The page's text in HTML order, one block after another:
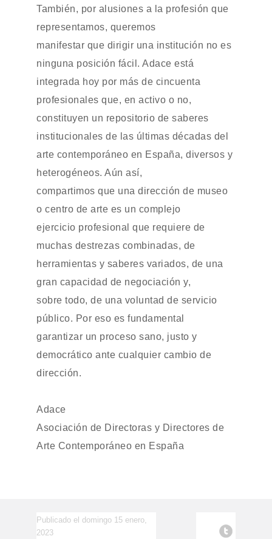
También, por alusiones a la profesión que
representamos, queremos
manifestar que dirigir una institución no es
ninguna posición fácil. Adace está
integrada hoy por más de cincuenta
profesionales que, en activo o no,
constituyen un repositorio de saberes
institucionales de las últimas décadas del
arte contemporáneo en España, diversos y
heterogéneos. Aún así,
compartimos que una dirección de museo
o centro de arte es un complejo
ejercicio profesional que requiere de
muchas destrezas combinadas, de
herramientas y saberes variados, de una
gran capacidad de negociación y,
sobre todo, de una voluntad de servicio
público. Por eso es fundamental
garantizar un proceso sano, justo y
democrático ante cualquier cambio de
dirección.
Adace
Asociación de Directoras y Directores de
Arte Contemporáneo en España
Publicado el domingo 15 enero,
2023